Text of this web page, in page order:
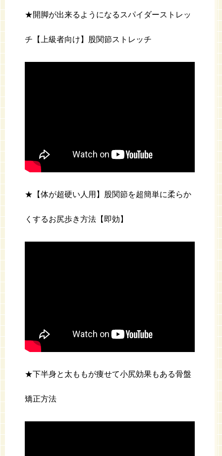
★開脚が出来るようになるスパイダーストレッ
チ【上級者向け】股関節ストレッチ
★【体が超硬い人用】股関節を超簡単に柔らか
くするお尻歩き方法【即効】
★下半身と太ももが痩せて小尻効果もある骨盤
矯正方法